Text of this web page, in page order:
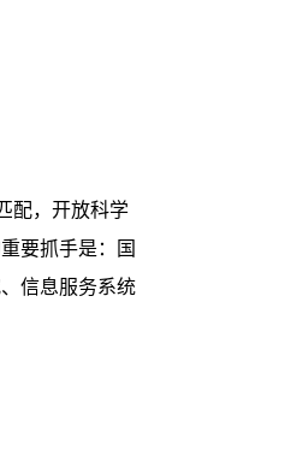
配，开放科学
要抓手是：国
信息服务系统